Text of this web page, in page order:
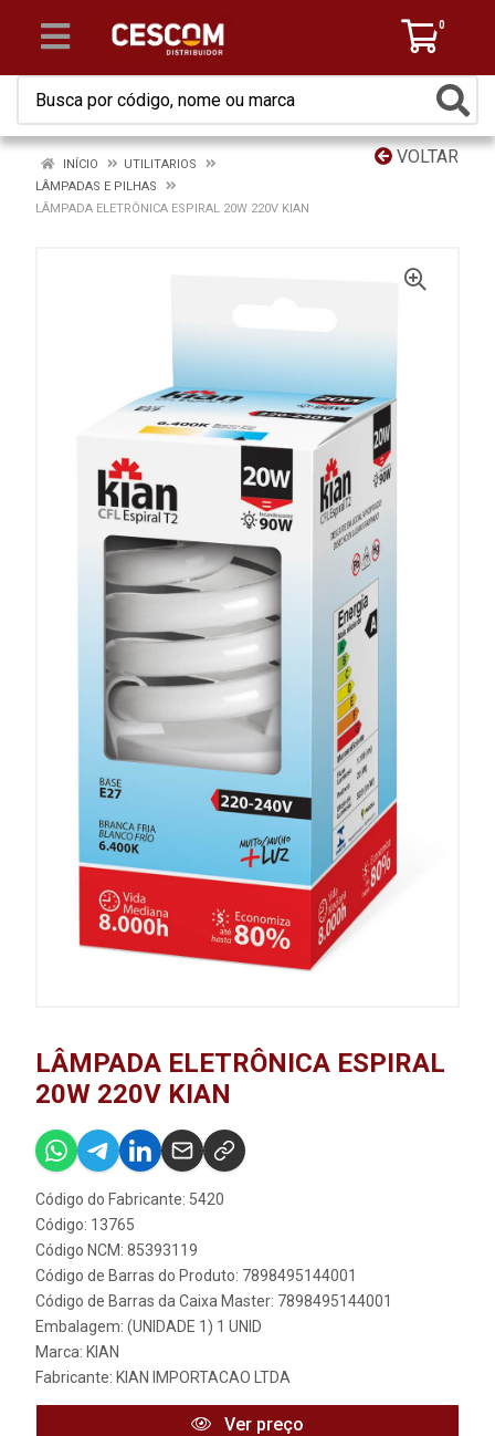
0
VOLTAR
INÍCIO
UTILITARIOS
LÂMPADAS E PILHAS
LÂMPADA ELETRÔNICA ESPIRAL 20W 220V KIAN
LÂMPADA ELETRÔNICA ESPIRAL
20W 220V KIAN
Código do Fabricante: 5420
Código: 13765
Código NCM: 85393119
Código de Barras do Produto: 7898495144001
Código de Barras da Caixa Master: 7898495144001
Embalagem: (UNIDADE 1) 1 UNID
Marca: KIAN
Fabricante: KIAN IMPORTACAO LTDA
Ver preço